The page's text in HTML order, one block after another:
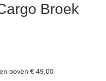
Broek
boven € 49,00